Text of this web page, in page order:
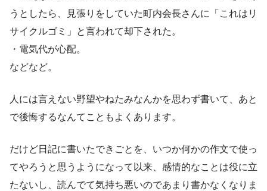
うとしたら、見張りをしていた町内会長さんに「これはリ
サイクルゴミ」と言われて却下された。
・電気代が心配。
などなど。
人には言えない野望やねたみなんかを思わず書いて、あと
で後悔するなんてこともよくあります。
だけど日記に書いたできごとを、いつか何かの作文で使っ
てやろうと思うようになって以来、感情的なことは役に立
たないし、読んでて気持ち悪いのであまり書かなくなりま